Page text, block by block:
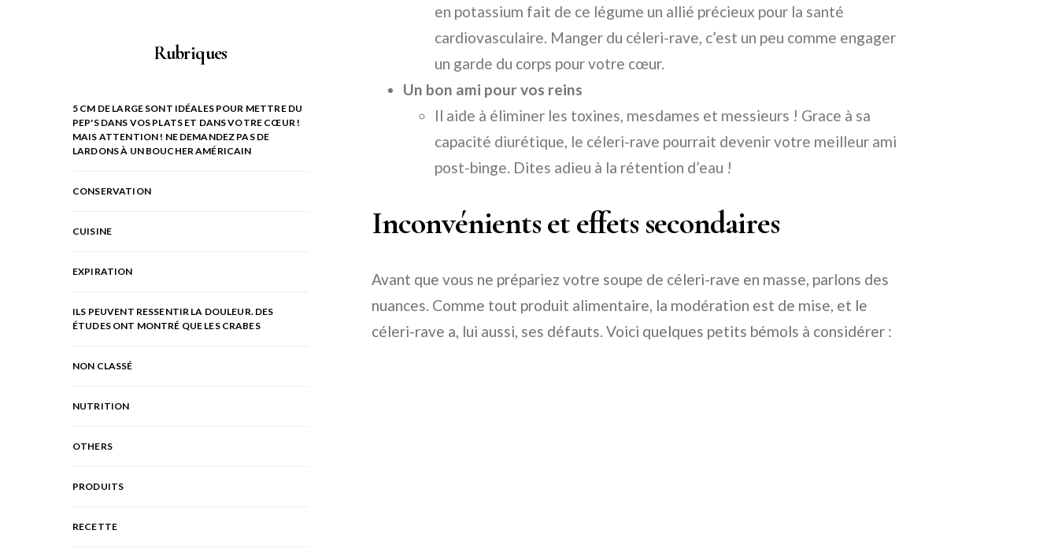
en potassium fait de ce légume un allié précieux pour la santé
cardiovasculaire. Manger du céleri-rave, c’est un peu comme engager
un garde du corps pour votre cœur.
Un bon ami pour vos reins
Il aide à éliminer les toxines, mesdames et messieurs ! Grace à sa
capacité diurétique, le céleri-rave pourrait devenir votre meilleur ami
post-binge. Dites adieu à la rétention d’eau !
Inconvénients et effets secondaires
Avant que vous ne prépariez votre soupe de céleri-rave en masse, parlons des
nuances. Comme tout produit alimentaire, la modération est de mise, et le
céleri-rave a, lui aussi, ses défauts. Voici quelques petits bémols à considérer :
Rubriques
5 CM DE LARGE SONT IDÉALES POUR METTRE DU
PEP'S DANS VOS PLATS ET DANS VOTRE CŒUR !
MAIS ATTENTION ! NE DEMANDEZ PAS DE
LARDONS À UN BOUCHER AMÉRICAIN
CONSERVATION
CUISINE
EXPIRATION
ILS PEUVENT RESSENTIR LA DOULEUR. DES
ÉTUDES ONT MONTRÉ QUE LES CRABES
NON CLASSÉ
NUTRITION
OTHERS
PRODUITS
RECETTE